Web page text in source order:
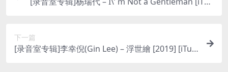
下一篇
[录音室专辑]李幸倪(Gin Lee) – 浮世繪 [2019] [iTun